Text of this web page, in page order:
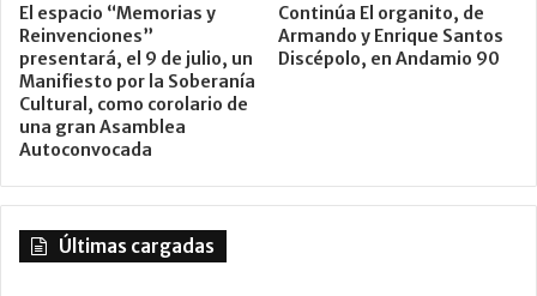
El espacio “Memorias y
Reinvenciones”
presentará, el 9 de julio, un
Manifiesto por la Soberanía
Cultural, como corolario de
una gran Asamblea
Autoconvocada
Continúa El organito, de
Armando y Enrique Santos
Discépolo, en Andamio 90
Últimas cargadas